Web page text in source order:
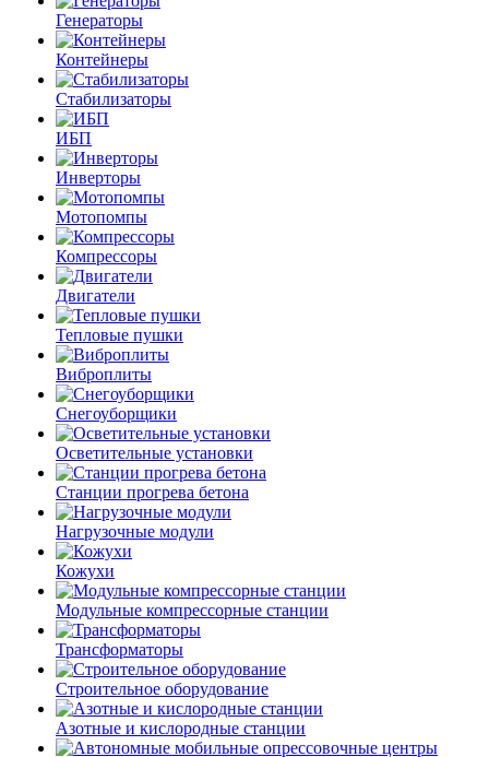
Генераторы
Контейнеры
Стабилизаторы
ИБП
Инверторы
Мотопомпы
Компрессоры
Двигатели
Тепловые пушки
Виброплиты
Снегоуборщики
Осветительные установки
Станции прогрева бетона
Нагрузочные модули
Кожухи
Модульные компрессорные станции
Трансформаторы
Строительное оборудование
Азотные и кислородные станции